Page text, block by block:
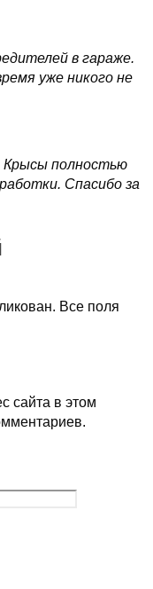
в гараже.
уже никого не
Крысы полностью
Спасибо за
Все поля
сайта в этом